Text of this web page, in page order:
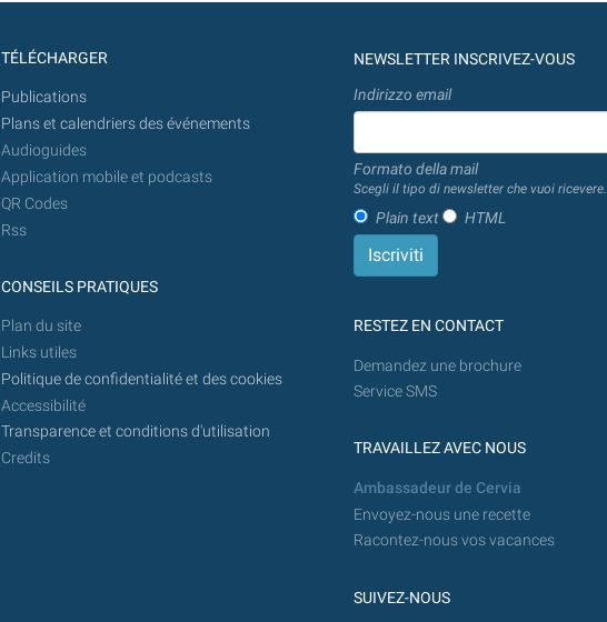
TÉLÉCHARGER
Publications
Plans et calendriers des événements
Audioguides
Application mobile et podcasts
QR Codes
Rss
CONSEILS PRATIQUES
Plan du site
Links utiles
Politique de confidentialité et des cookies
Accessibilité
Transparence et conditions d'utilisation
Credits
NEWSLETTER INSCRIVEZ-VOUS
Indirizzo email
Formato della mail
Scegli il tipo di newsletter che vuoi ricevere.
Plain text HTML
RESTEZ EN CONTACT
Demandez une brochure
Service SMS
TRAVAILLEZ AVEC NOUS
Ambassadeur de Cervia
Envoyez-nous une recette
Racontez-nous vos vacances
SUIVEZ-NOUS